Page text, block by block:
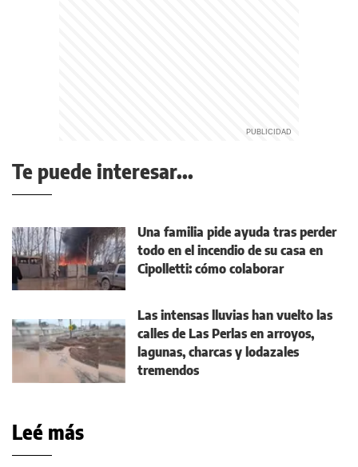
Te puede interesar...
Una familia pide ayuda tras perder
todo en el incendio de su casa en
Cipolletti: cómo colaborar
Las intensas lluvias han vuelto las
calles de Las Perlas en arroyos,
lagunas, charcas y lodazales
tremendos
Leé más